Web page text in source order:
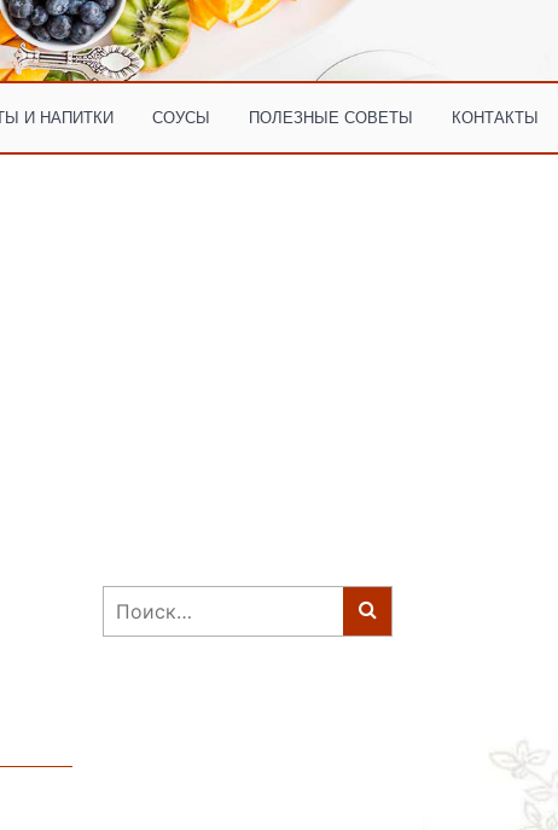
И НАПИТКИ СОУСЫ ПОЛЕЗНЫЕ СОВЕТЫ КОНТАКТЫ
Найти: